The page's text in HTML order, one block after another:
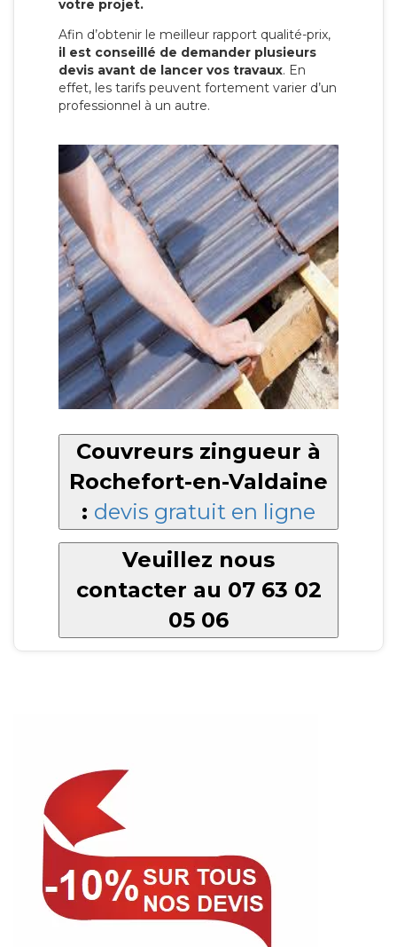
votre projet.
Afin d’obtenir le meilleur rapport qualité-prix,
il est conseillé de demander plusieurs
devis avant de lancer vos travaux. En
effet, les tarifs peuvent fortement varier d’un
professionnel à un autre.
Couvreurs zingueur à
Rochefort-en-Valdaine
: devis gratuit en ligne
Veuillez nous
contacter au 07 63 02
05 06